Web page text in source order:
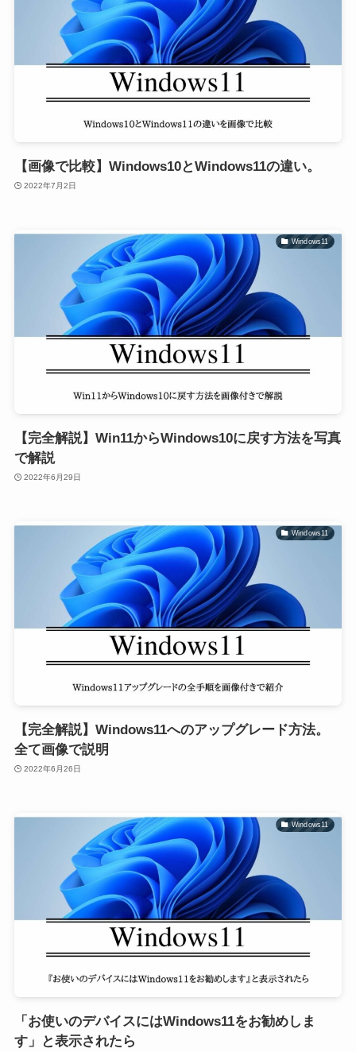
【画像で比較】Windows10とWindows11の違い。
2022年7月2日
Windows11
【完全解説】Win11からWindows10に戻す方法を写真
で解説
2022年6月29日
Windows11
【完全解説】Windows11へのアップグレード方法。
全て画像で説明
2022年6月26日
Windows11
「お使いのデバイスにはWindows11をお勧めしま
す」と表示されたら